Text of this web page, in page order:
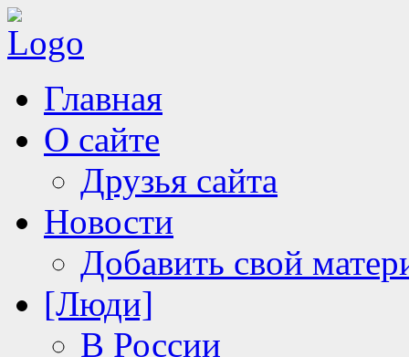
Главная
О сайте
Друзья сайта
Новости
Добавить свой
[Люди]
В России